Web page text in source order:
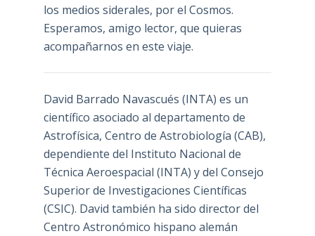
los medios siderales, por el Cosmos.
Esperamos, amigo lector, que quieras
acompañarnos en este viaje.
David Barrado Navascués (INTA) es un
científico asociado al departamento de
Astrofísica, Centro de Astrobiología (CAB),
dependiente del Instituto Nacional de
Técnica Aeroespacial (INTA) y del Consejo
Superior de Investigaciones Científicas
(CSIC). David también ha sido director del
Centro Astronómico hispano alemán